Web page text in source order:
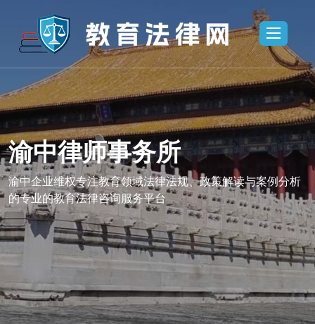
,渝中法律
权
渝中律师事务所
渝中企业维权专注教育领域法律法规、政策解读与案例分析
的专业的教育法律咨询服务平台
渝中律师事
咨询,渝中企